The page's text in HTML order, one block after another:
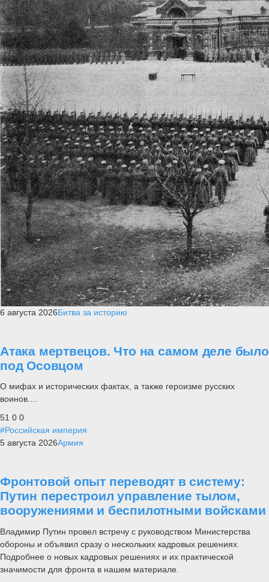
6 августа 2026Битва за историю
Атака мертвецов. Что на самом деле было
под Осовцом
О мифах и исторических фактах, а также героизме русских
воинов....
51 0 0
#Российская империя
5 августа 2026Армия
Фронтовой опыт переводят в систему:
Путин перестроил управление тылом,
вооружениями и беспилотными войсками
Владимир Путин провел встречу с руководством Министерства
обороны и объявил сразу о нескольких кадровых решениях.
Подробнее о новых кадровых решениях и их практической
значимости для фронта в нашем материале.